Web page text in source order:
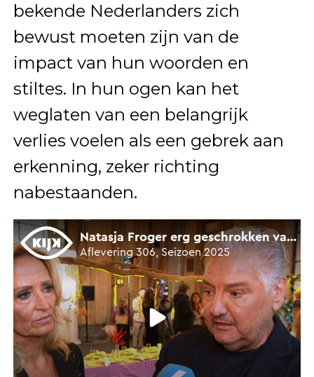
bekende Nederlanders zich
bewust moeten zijn van de
impact van hun woorden en
stiltes. In hun ogen kan het
weglaten van een belangrijk
verlies voelen als een gebrek aan
erkenning, zeker richting
nabestaanden.